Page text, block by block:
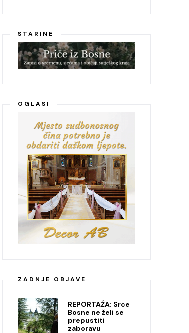
STARINE
OGLASI
ZADNJE OBJAVE
REPORTAŽA: Srce
Bosne ne želi se
prepustiti
zaboravu